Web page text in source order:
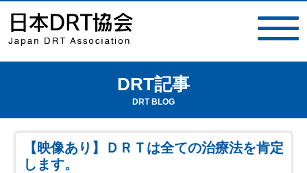
DRT記事
DRT BLOG
【映像あり】ＤＲＴは全ての治療法を肯定
します。